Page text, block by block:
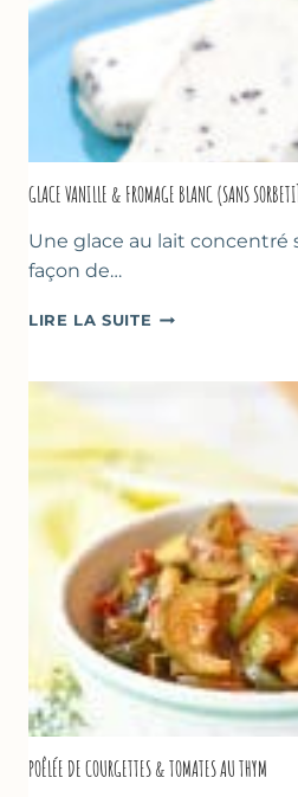
GLACE VANILLE & FROMAGE BLANC (SANS
Une glace au lait concentré
façon de…
LIRE LA SUITE GLACE
POÊLÉE DE COURGETTES & TOMATES AU THYM